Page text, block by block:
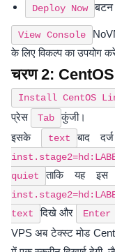
Deploy Now बटन
View Console
के लिए विकल्प का उपयोग
चरण 2: CentOS
Install CentOS
प्रेस
Tab
कुंजी।
इसके
text बाद
quiet
ताकि यह
text
दिखे और Enter
VPS अब टेक्स्ट मोड